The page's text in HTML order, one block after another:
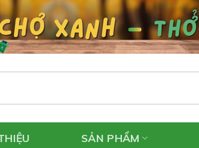
SẢN PHẨM